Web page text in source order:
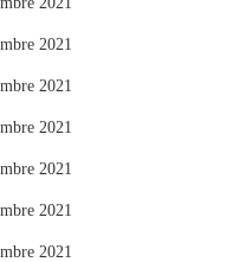
2021
2021
2021
2021
2021
2021